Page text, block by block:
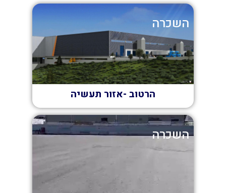
השכרה
הרטוב -אזור תעשיה
השכרה